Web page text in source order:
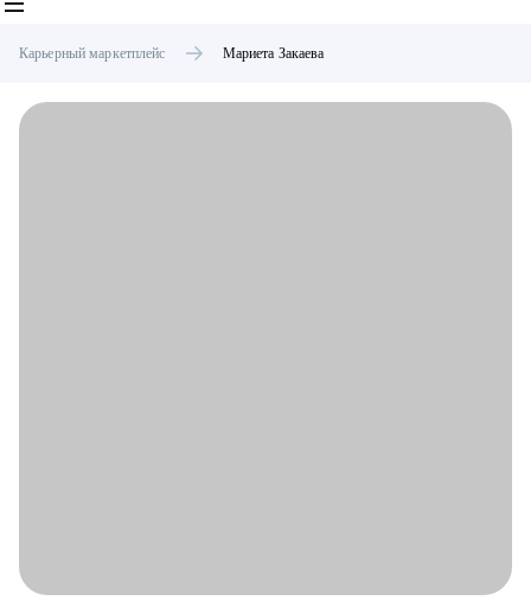
Карьерный маркетплейс Мариета Закаева